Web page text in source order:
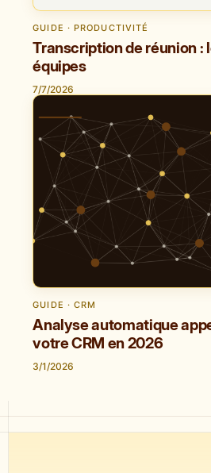
GUIDE · PRODUCTIVITÉ
Transcription de réunion :
équipes
7/7/2026
GUIDE · CRM
Analyse automatique
votre CRM en 2026
3/1/2026